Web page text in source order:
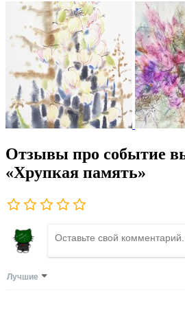
Отзывы про событие
«Хрупкая память»
Лучшие